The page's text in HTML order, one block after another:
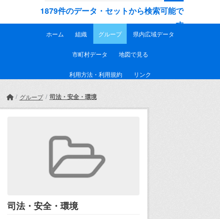
1879件のデータ・セットから検索可能で
す
ホーム 組織 グループ 県内広域データ
市町村データ 地図で見る
利用方法・利用規約 リンク
グループ 司法・安全・環境
司法・安全・環境